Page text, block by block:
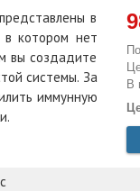
В
в
в котором нет
вы создадите
системы. За
иммунную